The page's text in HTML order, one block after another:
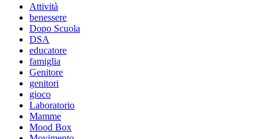
Attività
benessere
Dopo Scuola
DSA
educatore
famiglia
Genitore
genitori
gioco
Laboratorio
Mamme
Mood Box